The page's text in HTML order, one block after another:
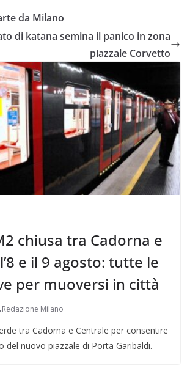
da Milano
di katana semina il panico in zona
piazzale Corvetto
chiusa tra Cadorna e
e il 9 agosto: tutte le
per muoversi in città
Redazione Milano
tra Cadorna e Centrale per consentire
del nuovo piazzale di Porta Garibaldi.